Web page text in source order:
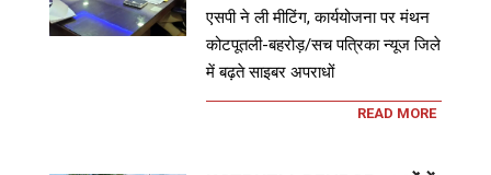
एसपी ने ली मीटिंग, कार्ययोजना पर मंथन
कोटपूतली-बहरोड़/सच पत्रिका न्यूज जिले
में बढ़ते साइबर अपराधों
READ MORE